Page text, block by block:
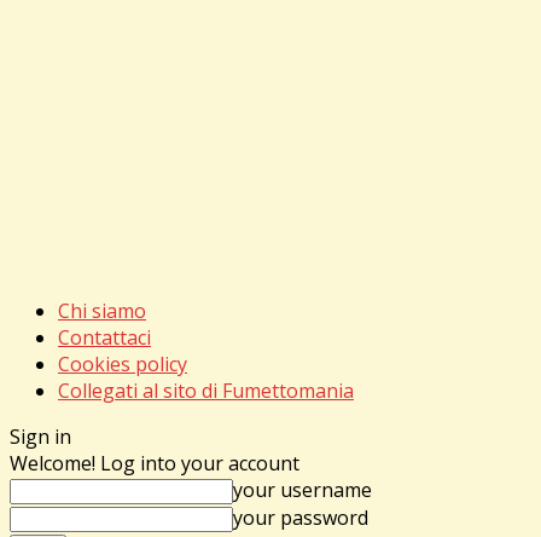
Chi siamo
Contattaci
Cookies policy
Collegati al sito di Fumettomania
Sign in
Welcome! Log into your account
your username
your password